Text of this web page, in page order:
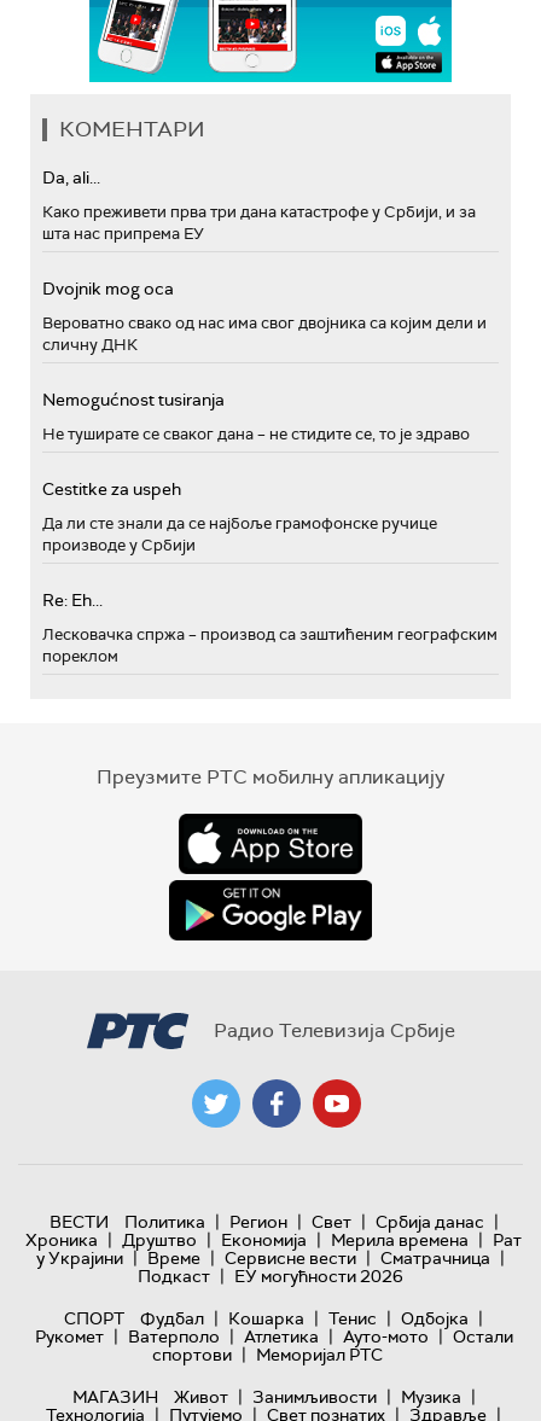
КОМЕНТАРИ
Da, ali...
Како преживети прва три дана катастрофе у Србији, и за
шта нас припрема ЕУ
Dvojnik mog oca
Вероватно свако од нас има свог двојника са којим дели и
сличну ДНК
Nemogućnost tusiranja
Не туширате се сваког дана – не стидите се, то је здраво
Cestitke za uspeh
Да ли сте знали да се најбоље грамофонске ручице
производе у Србији
Re: Eh...
Лесковачка спржа – производ са заштићеним географским
пореклом
Преузмите РТС мобилну апликацију
Радио Телевизија Србије
ВЕСТИ Политика | Регион | Свет | Србија данас |
Хроника | Друштво | Економија | Мерила времена | Рат
у Украјини | Време | Сервисне вести | Сматрачница |
Подкаст | ЕУ могућности 2026
СПОРТ
Фудбал | Кошарка | Тенис | Одбојка |
Рукомет | Ватерполо | Атлетика | Ауто-мото | Остали
спортови | Меморијал РТС
МАГАЗИН
Живот | Занимљивости | Музика |
Технологијa | Путујемо | Свет познатих | Здравље |